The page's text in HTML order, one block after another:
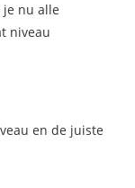
nu alle
niveau
en de juiste